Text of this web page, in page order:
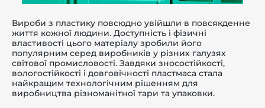
Вироби з пластику повсюдно увійшли в повсякденне
життя кожної людини. Доступність і фізичні
властивості цього матеріалу зробили його
популярним серед виробників у різних галузях
світової промисловості. Завдяки зносостійкості,
вологостійкості і довговічності пластмаса стала
найкращим технологічним рішенням для
виробництва різноманітної тари та упаковки.
поверх